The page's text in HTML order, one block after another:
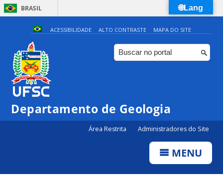
BRASIL
Simplifique!
Comunica BR
Participe
Canais
ACESSIBILIDADE ALTO CONTRASTE MAPA DO SITE
Departamento de Geologia
Área Restrita Administradores do Site
MENU
🌐Lang